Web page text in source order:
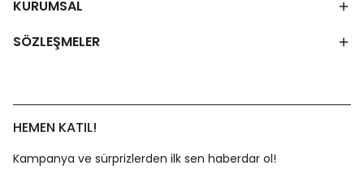
KURUMSAL
SÖZLEŞMELER
HEMEN KATIL!
Kampanya ve sürprizlerden ilk sen haberdar ol!